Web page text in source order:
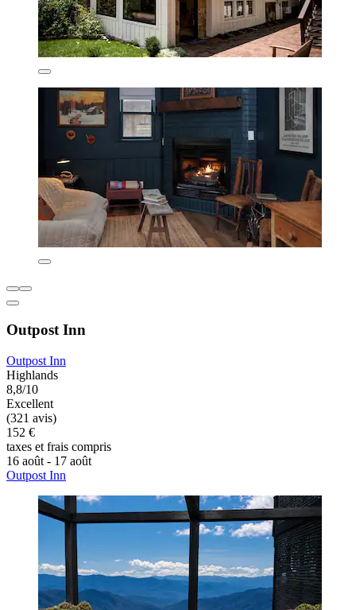
Outpost Inn
Outpost Inn
Highlands
8,8/10
Excellent
(321 avis)
152 €
taxes et frais compris
16 août - 17 août
Outpost Inn